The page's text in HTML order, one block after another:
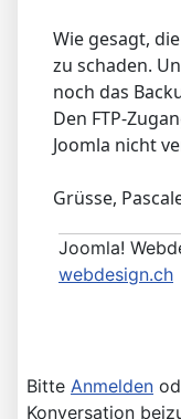
Wie gesagt,
zu schaden.
noch das
Den FTP-
Joomla nicht
Grüsse,
Joomla!
webdesign.ch
Bitte Anmelden
Konversation